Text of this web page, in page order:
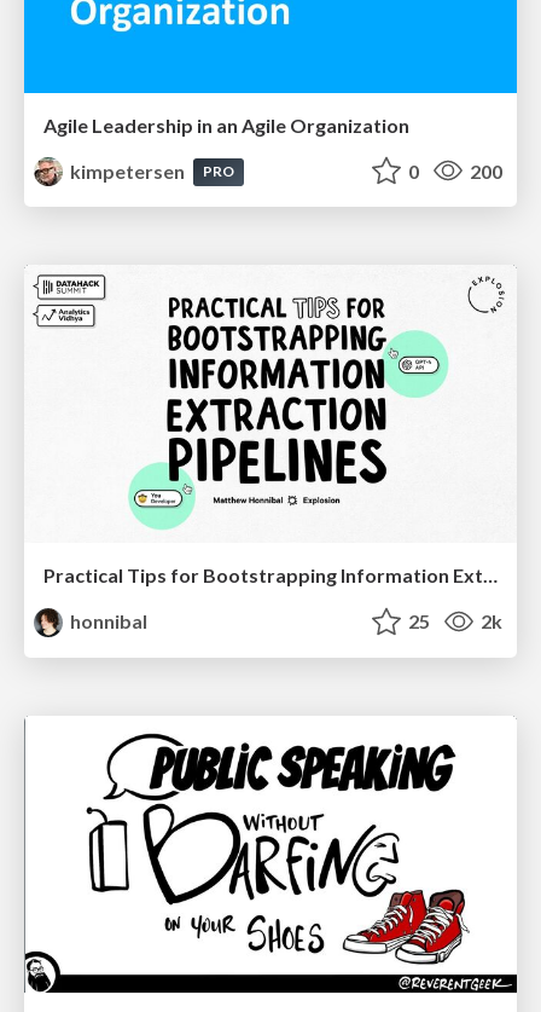
Agile Leadership in an Agile Organization
kimpetersen
PRO 0 200
Practical Tips for Bootstrapping Information Extraction Pipelines
honnibal
25 2k